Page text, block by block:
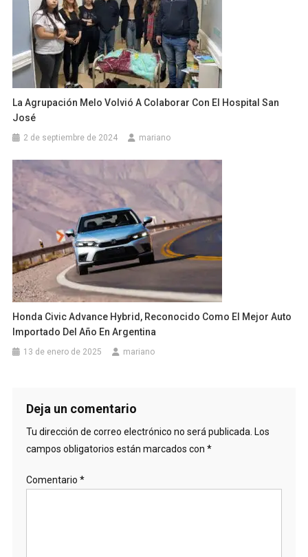
La Agrupación Melo Volvió A Colaborar Con El Hospital San
José
2 de septiembre de 2024 mariano
Honda Civic Advance Hybrid, Reconocido Como El Mejor Auto
Importado Del Año En Argentina
13 de enero de 2025 mariano
Deja un comentario
Tu dirección de correo electrónico no será publicada. Los
campos obligatorios están marcados con *
Comentario *